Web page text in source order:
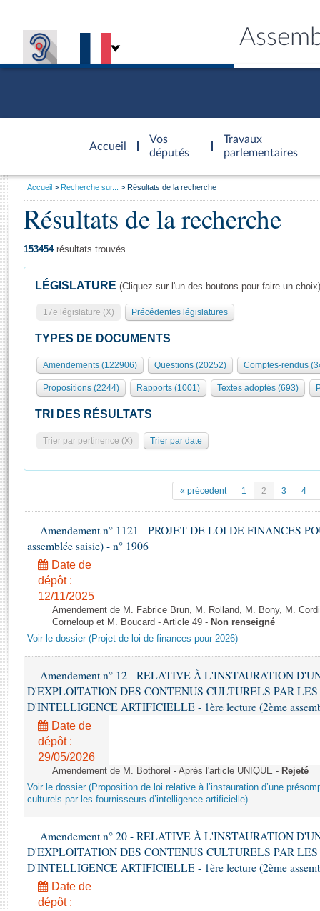
Accueil
d'accueil
Vos
députés
Travaux
parlementaires
Présidence
577 députés
Groupes politiques
Séance publique
Commissions et autres organes
Europe et International
Pétitions
Projets de loi
Propositions de loi
Amendements
Textes adoptés
Rapports d'information
Rapports d'enquête
Rapports sur l'application des lois
Baromètre de l’application des lois
Dossiers législatifs
Budget et sécurité sociale
Questions écrites et orales
Comptes rendus des débats
Général
Rôle et pouvoirs de l'Assemblée
Organisation de l'Assemblée
Présidence Conférence des Présidents Bureau Collège des
Statistiques et chiffres clés
( Constitution | Règlement de l'Assemblée ... )
Juniors
Anciennes législatures
Liens vers les sites publics
Visiter l'Assemblée
Visite virtuelle du palais Bourbon
Assister à une séance
Contacts et plan d'accès
Photos libres de droit
Vous
Accueil Recherche sur... Résultats de la recherche
Résultats de la recherche
153454résultats trouvés
LÉGISLATURE (Cliquez sur l'un des boutons pour faire un choix)
17e législature (X) Précédentes législatures
TYPES DE DOCUMENTS
Amendements (122906) Questions (20252) Comptes-rendus
Propositions (2244) Rapports (1001) Textes adoptés (693)
TRI DES RÉSULTATS
Trier par pertinence (X) Trier par date
« précedent 1 2 3 4
Amendement n° 1121 - PROJET DE LOI DE FINANCES
assemblée saisie) - n° 1906
Date de
dépôt :
12/11/2025
Amendement de M. Fabrice Brun, M. Rolland, M. Bony, M.
Corneloup et M. Boucard - Article 49 - Non renseigné
Voir le dossier (Projet de loi de finances pour 2026)
Amendement n° 12 - RELATIVE À L'INSTAURATION
D'EXPLOITATION DES CONTENUS CULTURELS PAR LES
D'INTELLIGENCE ARTIFICIELLE - 1ère lecture (2ème
Date de
dépôt :
29/05/2026
Amendement de M. Bothorel - Après l'article UNIQUE - Rejeté
Voir le dossier (Proposition de loi relative à l’instauration d’une
culturels par les fournisseurs d’intelligence artificielle)
Amendement n° 20 - RELATIVE À L'INSTAURATION
D'EXPLOITATION DES CONTENUS CULTURELS PAR LES
D'INTELLIGENCE ARTIFICIELLE - 1ère lecture (2ème
Date de
dépôt :